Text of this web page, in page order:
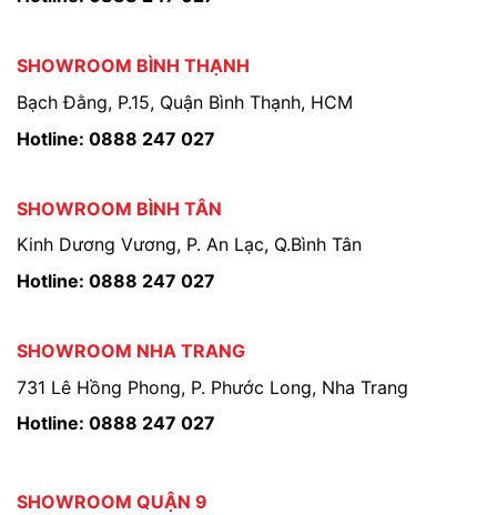
SHOWROOM BÌNH THẠNH
Bạch Đằng, P.15, Quận Bình Thạnh, HCM
Hotline: 0888 247 027
SHOWROOM BÌNH TÂN
Kinh Dương Vương, P. An Lạc, Q.Bình Tân
Hotline: 0888 247 027
SHOWROOM NHA TRANG
731 Lê Hồng Phong, P. Phước Long, Nha Trang
Hotline: 0888 247 027
SHOWROOM QUẬN 9